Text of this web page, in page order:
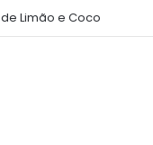
Limão e Coco